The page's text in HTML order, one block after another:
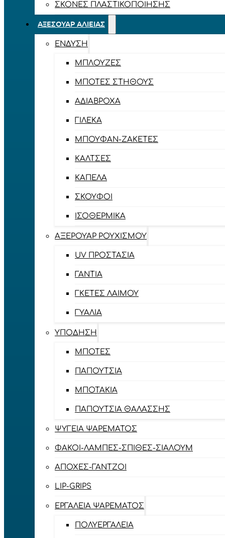
ΣΚΌΝΕΣ ΠΛΑΣΤΙΚΟΠΟΊΗΣΗΣ
ΑΞΕΣΟΥΆΡ ΑΛΙΕΊΑΣ
ΈΝΔΥΣΗ
ΜΠΛΟΎΖΕΣ
ΜΠΌΤΕΣ ΣΤΉΘΟΥΣ
ΑΔΙΆΒΡΟΧΑ
ΓΙΛΈΚΑ
ΜΠΟΥΦΆΝ-ΖΑΚΈΤΕΣ
ΚΆΛΤΣΕΣ
ΚΑΠΈΛΑ
ΣΚΟΎΦΟΙ
ΙΣΟΘΕΡΜΙΚΆ
ΑΞΕΡΟΥΆΡ ΡΟΥΧΙΣΜΟΎ
UV ΠΡΟΣΤΑΣΊΑ
ΓΆΝΤΙΑ
ΓΚΈΤΕΣ ΛΑΊΜΟΥ
ΓΥΑΛΙΆ
ΥΠΌΔΗΣΗ
ΜΠΌΤΕΣ
ΠΑΠΟΎΤΣΙΑ
ΜΠΟΤΆΚΙΑ
ΠΑΠΟΎΤΣΙΑ ΘΑΛΆΣΣΗΣ
ΨΥΓΕΊΑ ΨΑΡΈΜΑΤΟΣ
ΦΑΚΟΊ-ΛΆΜΠΕΣ-ΣΠΊΘΕΣ-ΣΊΑΛΟΥΜ
ΑΠΌΧΕΣ-ΓΆΝΤΖΟΙ
LIP-GRIPS
EΡΓΑΛΕΊΑ ΨΑΡΈΜΑΤΟΣ
ΠΟΛΥΕΡΓΑΛΕΊΑ